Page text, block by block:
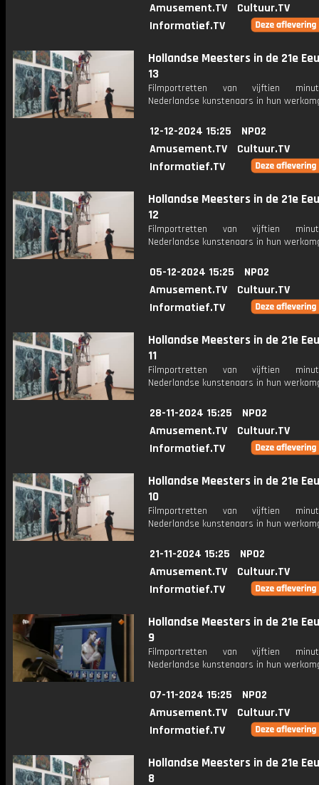
Amusement.TV
Cultuur.TV
Informatief.TV
Hollandse Meesters in de 21e
13
Filmportretten van vijftien
Nederlandse kunstenaars in hun
12-12-2024 15:25
NPO2
Amusement.TV
Cultuur.TV
Informatief.TV
Hollandse Meesters in de 21e
12
Filmportretten van vijftien
Nederlandse kunstenaars in hun
05-12-2024 15:25
NPO2
Amusement.TV
Cultuur.TV
Informatief.TV
Hollandse Meesters in de 21e
11
Filmportretten van vijftien
Nederlandse kunstenaars in hun
28-11-2024 15:25
NPO2
Amusement.TV
Cultuur.TV
Informatief.TV
Hollandse Meesters in de 21e
10
Filmportretten van vijftien
Nederlandse kunstenaars in hun
21-11-2024 15:25
NPO2
Amusement.TV
Cultuur.TV
Informatief.TV
Hollandse Meesters in de 21e
9
Filmportretten van vijftien
Nederlandse kunstenaars in hun
07-11-2024 15:25
NPO2
Amusement.TV
Cultuur.TV
Informatief.TV
Hollandse Meesters in de 21e
8